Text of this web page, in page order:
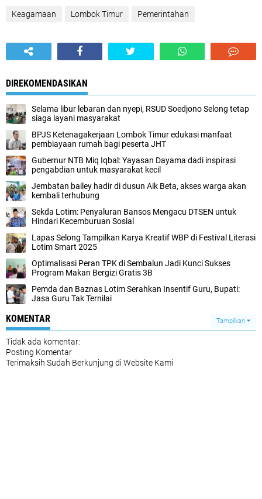
Keagamaan Lombok Timur Pemerintahan
DIREKOMENDASIKAN
Selama libur lebaran dan nyepi, RSUD Soedjono Selong tetap
siaga layani masyarakat
BPJS Ketenagakerjaan Lombok Timur edukasi manfaat
pembiayaan rumah bagi peserta JHT
Gubernur NTB Miq Iqbal: Yayasan Dayama dadi inspirasi
pengabdian untuk masyarakat kecil
Jembatan bailey hadir di dusun Aik Beta, akses warga akan
kembali terhubung
Sekda Lotim: Penyaluran Bansos Mengacu DTSEN untuk
Hindari Kecemburuan Sosial
Lapas Selong Tampilkan Karya Kreatif WBP di Festival Literasi
Lotim Smart 2025
Optimalisasi Peran TPK di Sembalun Jadi Kunci Sukses
Program Makan Bergizi Gratis 3B
Pemda dan Baznas Lotim Serahkan Insentif Guru, Bupati:
Jasa Guru Tak Ternilai
KOMENTAR Tampilkan
Tidak ada komentar:
Posting Komentar
Terimaksih Sudah Berkunjung di Website Kami